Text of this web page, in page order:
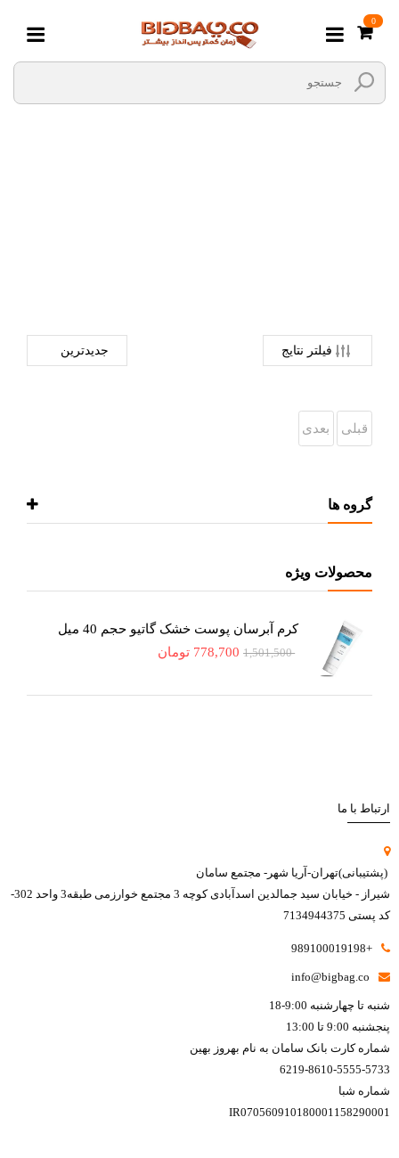
0
فیلتر نتایج
قبلی بعدی
گروه ها
محصولات ویژه
کرم آبرسان پوست خشک گاتیو حجم 40 میل
1,501,500
778,700 تومان
ارتباط با ما
(پشتیبانی)تهران-آریا شهر- مجتمع سامان
شیراز - خیابان سید جمالدین اسدآبادی کوچه 3 مجتمع خوارزمی طبقه3 واحد 302-
کد پستی 7134944375
+989100019198
info@bigbag.co
شنبه تا چهارشنبه 9:00-18
پنجشنبه 9:00 تا 13:00
شماره کارت بانک سامان به نام بهروز بهین
6219-8610-5555-5733
شماره شبا
IR070560910180001158290001